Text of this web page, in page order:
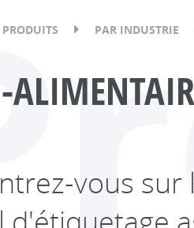
PRODUITS PAR INDUSTRIE
vous sur